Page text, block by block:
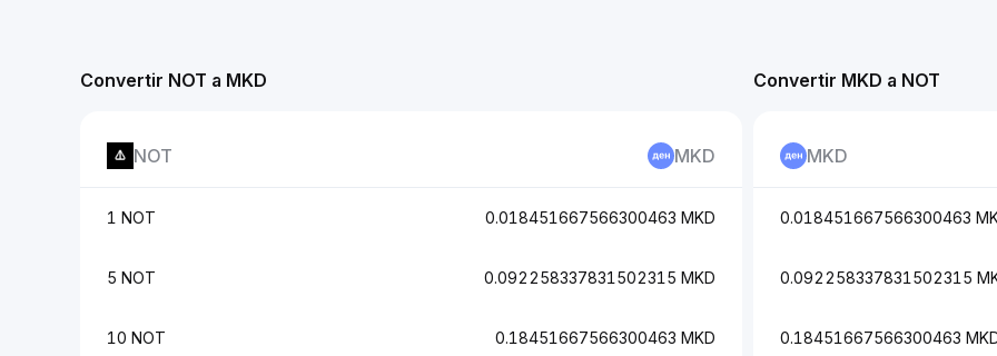
Convertir NOT a MKD
NOT MKD
1 NOT 0.018451667566300463 MKD
5 NOT 0.092258337831502315 MKD
10 NOT 0.18451667566300463 MKD
Convertir MKD a NOT
MKD
0.018451667566300463
0.092258337831502315
0.18451667566300463